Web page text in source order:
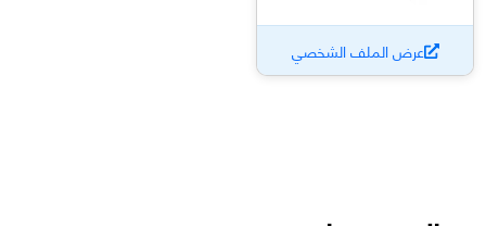
عرض الملف الشخصي